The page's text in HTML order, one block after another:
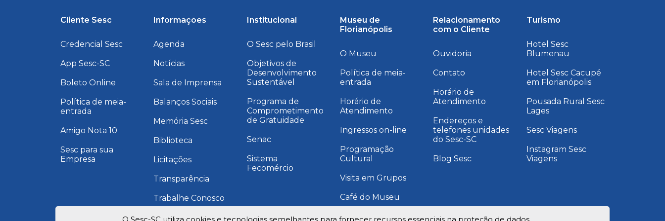
Cliente Sesc
Credencial Sesc
App Sesc-SC
Boleto Online
Política de meia-
entrada
Amigo Nota 10
Sesc para sua
Empresa
Informações
Agenda
Notícias
Sala de Imprensa
Balanços Sociais
Memória Sesc
Biblioteca
Licitações
Transparência
Trabalhe Conosco
Programa de
Institucional
O Sesc pelo Brasil
Objetivos de
Desenvolvimento
Sustentável
Programa de
Comprometimento
de Gratuidade
Senac
Sistema
Fecomércio
Museu de
Florianópolis
O Museu
Política de meia-
entrada
Horário de
Atendimento
Ingressos on-line
Programação
Cultural
Visita em Grupos
Café do Museu
Instagram Museu
Relacionamento
com o Cliente
Ouvidoria
Contato
Horário de
Atendimento
Endereços e
telefones unidades
do Sesc-SC
Blog Sesc
Turismo
Hotel Sesc
Blumenau
Hotel Sesc Cacupé
em Florianópolis
Pousada Rural Sesc
Lages
Sesc Viagens
Instagram Sesc
Viagens